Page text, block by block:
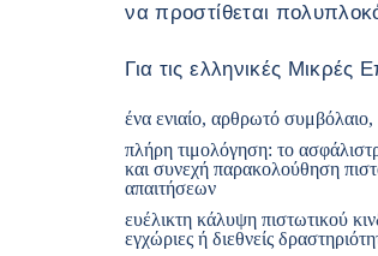
να προστίθεται
Για τις ελληνικές Μικρές
ένα ενιαίο, αρθρωτό
πλήρη τιμολόγηση: το
και συνεχή παρακολούθηση
απαιτήσεων
ευέλικτη κάλυψη πιστωτικού
εγχώριες ή διεθνείς